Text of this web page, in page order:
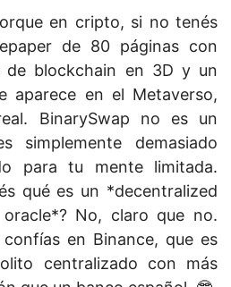
en cripto, si no tenés
de 80 páginas con
de blockchain en 3D y un
aparece en el Metaverso,
BinarySwap no es un
simplemente demasiado
para tu mente limitada.
qué es un *decentralized
No, claro que no.
en Binance, que es
centralizado con más